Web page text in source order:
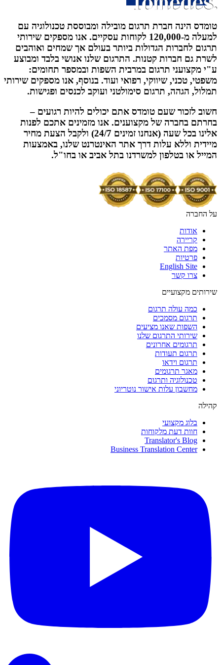
טומדס הינה חברת תרגום מובילה ומבוססת טכנולוגיה עם
למעלה מ-120,000 לקוחות עסקיים. אנו מספקים שירותי
תרגום לחברות הגדולות ביותר בעולם אך שמחים ואוהבים
לשרת גם חברות קטנות. התרגום שלנו אנושי בלבד ומבוצע
ע"י מקצועני תרגום במרבית השפות ובמספר תחומים:
משפטי, טכני, שיווקי, רפואי ועוד. בנוסף, אנו מספקים שירותי
תמלול, הגהה, תרגום סימולטני ועוקב לכנסים ופגישות.
חשוב לזכור שעם טומדס אתם יכולים להיות רגועים –
בחרתם בחברה של מקצוענים. אנו מזמינים אתכם לפנות
אלינו בכל שעה (אנחנו זמינים 24/7) ולקבל הצעת מחיר
מיידית וללא עלות דרך אתר האינטרנט שלנו, באמצעות
המייל או בטלפון למשרדנו בתל אביב או בחו"ל.
על החברה
אודות
קריירה
מפת האתר
פרטיות
English Site
צרו קשר
שירותים מקצועיים
כמה עולה תרגום
תרגום מסמכים
השפות שאנו מציעים
שירותי התרגום שלנו
תרגומים אחרונים
תרגום תעודות
תרגום וידאו
מאגר תרגומים
טכנולוגיה ותרגום
מחשבון עלות אישור נוטריוני
קהילה
בלוג מקצועי
חוות דעת מלקוחות
Translator's Blog
Business Translation Center